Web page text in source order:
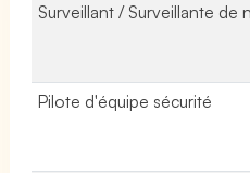
Surveillant / Surveillante de
Pilote d'équipe sécurité